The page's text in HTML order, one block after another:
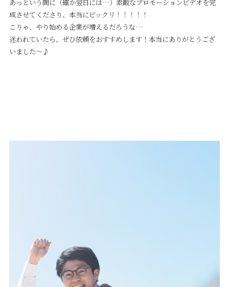
あっという間に（確か翌日には…）素敵なプロモーションビデオを完
成させてくださり、本当にビックリ！！！！！
こりゃ、やり始める企業が増えるだろうな…
迷われていたら、ぜひ依頼をおすすめします！本当にありがとうござ
いました〜♪